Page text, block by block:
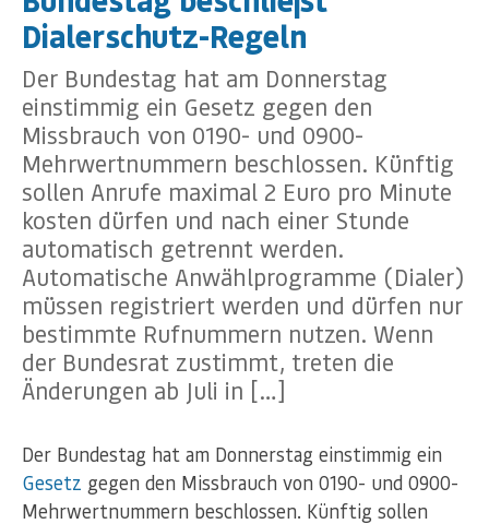
Dialerschutz-Regeln
Der Bundestag hat am Donnerstag
einstimmig ein Gesetz gegen den
Missbrauch von 0190- und 0900-
Mehrwertnummern beschlossen. Künftig
sollen Anrufe maximal 2 Euro pro Minute
kosten dürfen und nach einer Stunde
automatisch getrennt werden.
Automatische Anwählprogramme (Dialer)
müssen registriert werden und dürfen nur
bestimmte Rufnummern nutzen. Wenn
der Bundesrat zustimmt, treten die
Änderungen ab Juli in […]
Der Bundestag hat am Donnerstag einstimmig ein
Gesetz gegen den Missbrauch von 0190- und 0900-
Mehrwertnummern beschlossen. Künftig sollen